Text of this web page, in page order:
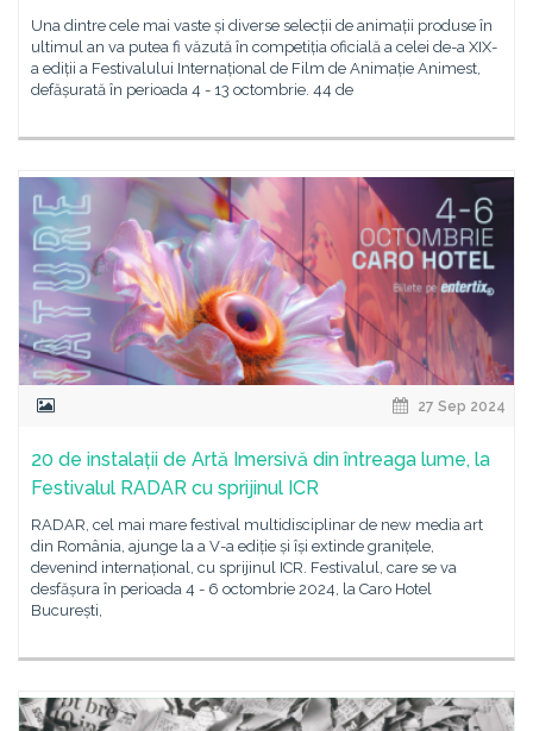
Una dintre cele mai vaste și diverse selecții de animații produse în
ultimul an va putea fi văzută în competiția oficială a celei de-a XIX-
a ediții a Festivalului Internațional de Film de Animație Animest,
defășurată în perioada 4 - 13 octombrie. 44 de
27 Sep 2024
20 de instalații de Artă Imersivă din întreaga lume, la
Festivalul RADAR cu sprijinul ICR
RADAR, cel mai mare festival multidisciplinar de new media art
din România, ajunge la a V-a ediție și își extinde granițele,
devenind internațional, cu sprijinul ICR. Festivalul, care se va
desfășura în perioada 4 - 6 octombrie 2024, la Caro Hotel
București,